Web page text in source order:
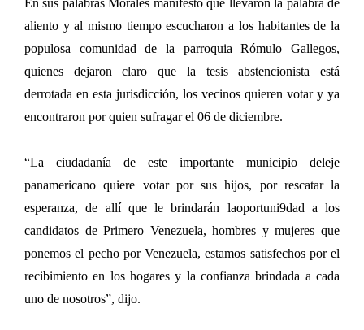
En sus palabras Morales manifestó que llevaron la palabra de
aliento y al mismo tiempo escucharon a los habitantes de la
populosa comunidad de la parroquia Rómulo Gallegos,
quienes dejaron claro que la tesis abstencionista está
derrotada en esta jurisdicción, los vecinos quieren votar y ya
encontraron por quien sufragar el 06 de diciembre.
“La ciudadanía de este importante municipio deleje
panamericano quiere votar por sus hijos, por rescatar la
esperanza, de allí que le brindarán laoportuni9dad a los
candidatos de Primero Venezuela, hombres y mujeres que
ponemos el pecho por Venezuela, estamos satisfechos por el
recibimiento en los hogares y la confianza brindada a cada
uno de nosotros”, dijo.